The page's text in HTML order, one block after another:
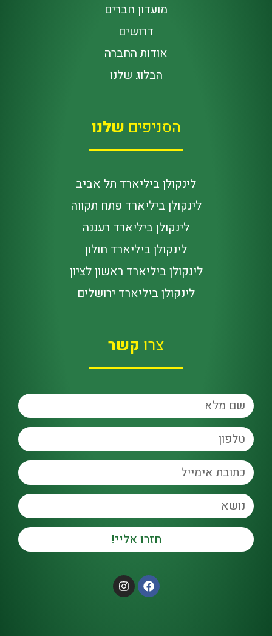
מועדון חברים
דרושים
אודות החברה
הבלוג שלנו
הסניפים שלנו
לינקולן ביליארד תל אביב
לינקולן ביליארד פתח תקווה
לינקולן ביליארד רעננה
לינקולן ביליארד חולון
לינקולן ביליארד ראשון לציון
לינקולן ביליארד ירושלים
צרו קשר
חזרו אליי!